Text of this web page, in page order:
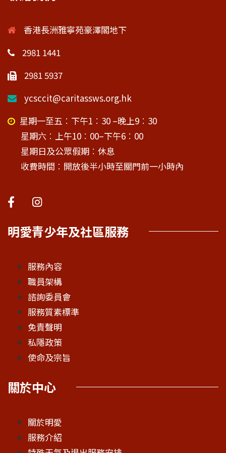
香港長洲雅寧苑豪澤閣地下
2981 1441
2981 5937
ycsccit@caritassws.org.hk
星期一至五︰下午1︰30 –晚上9︰30
星期六︰上午10︰00–下午6︰00
星期日及公眾假期︰休息
收費時間︰開放後半小時至關門前一小時內
明愛青少年及社區服務
服務內容
職員架構
諮詢委員會
服務質素標準
免責聲明
私隱政策
使命及宗旨
關於中心
關於明愛
服務介紹